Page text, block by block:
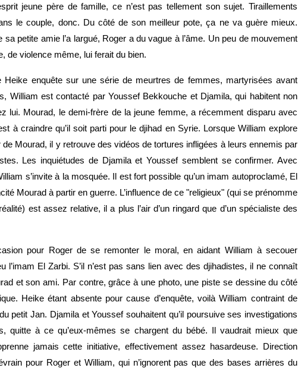
jeune père de famille, ce n’est pas tellement son sujet. Tiraillements
le couple, donc. Du côté de son meilleur pote, ça ne va guère mieux.
sa petite amie l’a largué, Roger a du vague à l’âme. Un peu de mouvement
de violence même, lui ferait du bien.
Heike enquête sur une série de meurtres de femmes, martyrisées avant
William est contacté par Youssef Bekkouche et Djamila, qui habitent non
lui. Mourad, le demi-frère de la jeune femme, a récemment disparu avec
à craindre qu’il soit parti pour le djihad en Syrie. Lorsque William explore
de Mourad, il y retrouve des vidéos de tortures infligées à leurs ennemis par
Les inquiétudes de Djamila et Youssef semblent se confirmer. Avec
s’invite à la mosquée. Il est fort possible qu’un imam autoproclamé, El
Mourad à partir en guerre. L’influence de ce "religieux" (qui se prénomme
est assez relative, il a plus l’air d’un ringard que d’un spécialiste des
pour Roger de se remonter le moral, en aidant William à secouer
l’imam El Zarbi. S’il n’est pas sans lien avec des djihadistes, il ne connaît
et son ami. Par contre, grâce à une photo, une piste se dessine du côté
Heike étant absente pour cause d’enquête, voilà William contraint de
petit Jan. Djamila et Youssef souhaitent qu’il poursuive ses investigations
quitte à ce qu’eux-mêmes se chargent du bébé. Il vaudrait mieux que
jamais cette initiative, effectivement assez hasardeuse. Direction
pour Roger et William, qui n’ignorent pas que des bases arrières du